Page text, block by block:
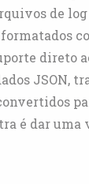
de
direto
JSON,
é dar uma